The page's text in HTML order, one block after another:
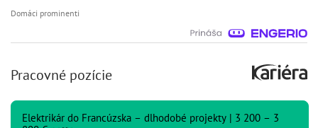
Domáci prominenti
Pracovné pozície
Elektrikár do Francúzska – dlhodobé projekty | 3 200 – 3